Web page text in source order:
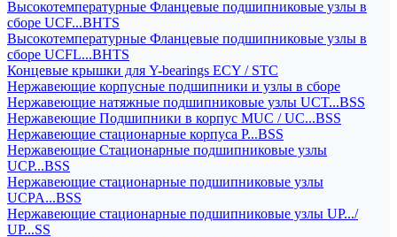
Высокотемпературные Фланцевые подшипниковые узлы в
сборе UCF...BHTS
Высокотемпературные Фланцевые подшипниковые узлы в
сборе UCFL...BHTS
Концевые крышки для Y-bearings ECY / STC
Нержавеющие корпусные подшипники и узлы в сборе
Нержавеющие натяжные подшипниковые узлы UCT...BSS
Нержавеющие Подшипники в корпус MUC / UC...BSS
Нержавеющие стационарные корпуса P...BSS
Нержавеющие Стационарные подшипниковые узлы
UCP...BSS
Нержавеющие стационарные подшипниковые узлы
UCPA...BSS
Нержавеющие стационарные подшипниковые узлы UP.../
UP...SS